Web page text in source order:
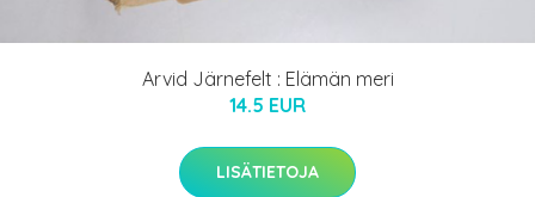
Arvid Järnefelt : Elämän meri
14.5 EUR
LISÄTIETOJA